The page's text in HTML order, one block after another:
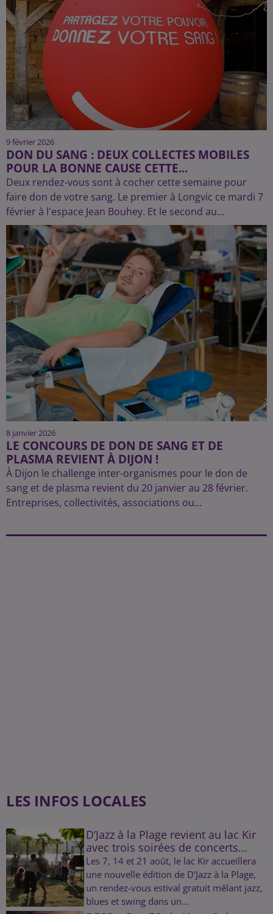
9 février 2026
DON DU SANG : DEUX COLLECTES MOBILES
POUR LA BONNE CAUSE CETTE...
Deux rendez-vous sont à cocher cette semaine pour
faire don de votre sang. Le premier à Longvic ce mardi 7
février à l'espace Jean Bouhey. Et le second au...
8 janvier 2026
LE CONCOURS DE DON DE SANG ET DE
PLASMA REVIENT À DIJON !
À Dijon le challenge inter-organismes pour le don de
sang et de plasma revient du 20 janvier au 28 février.
Entreprises, collectivités, associations ou...
LES INFOS LOCALES
D’Jazz à la Plage revient au lac Kir
avec trois soirées de concerts...
Les 7, 14 et 21 août, le lac Kir accueillera
une nouvelle édition de D’Jazz à la Plage,
un rendez-vous estival gratuit mêlant jazz,
blues et swing dans un...